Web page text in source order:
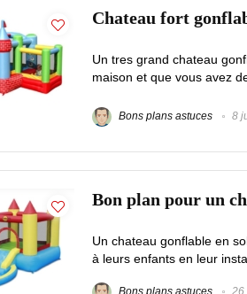
Chateau fort
Un tres grand chateau
maison et que vous avez
Bons plans astuces 8
Bon plan pour un
Un chateau gonflable en
à leurs enfants en leur